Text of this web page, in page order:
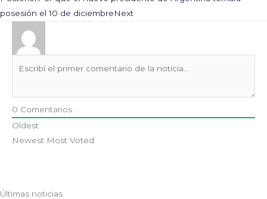
posesión el 10 de diciembreNext
0 Comentarios
Oldest
Newest Most Voted
Últimas noticias